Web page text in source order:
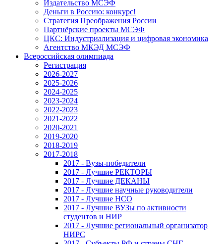
Издательство МСЭФ
Деньги в Россию: конкурс!
Стратегия Преображения России
Партнёрские проекты МСЭФ
ЦКС: Индустриализация и цифровая экономика
Агентство МКЭД МСЭФ
Всероссийская олимпиада
Регистрация
2026-2027
2025-2026
2024-2025
2023-2024
2022-2023
2021-2022
2020-2021
2019-2020
2018-2019
2017-2018
2017 - Вузы-победители
2017 - Лучшие РЕКТОРЫ
2017 - Лучшие ДЕКАНЫ
2017 - Лучшие научные руководители
2017 - Лучшие НСО
2017 - Лучшие ВУЗы по активности
студентов и НИР
2017 - Лучшие региональный организатор
НИРС